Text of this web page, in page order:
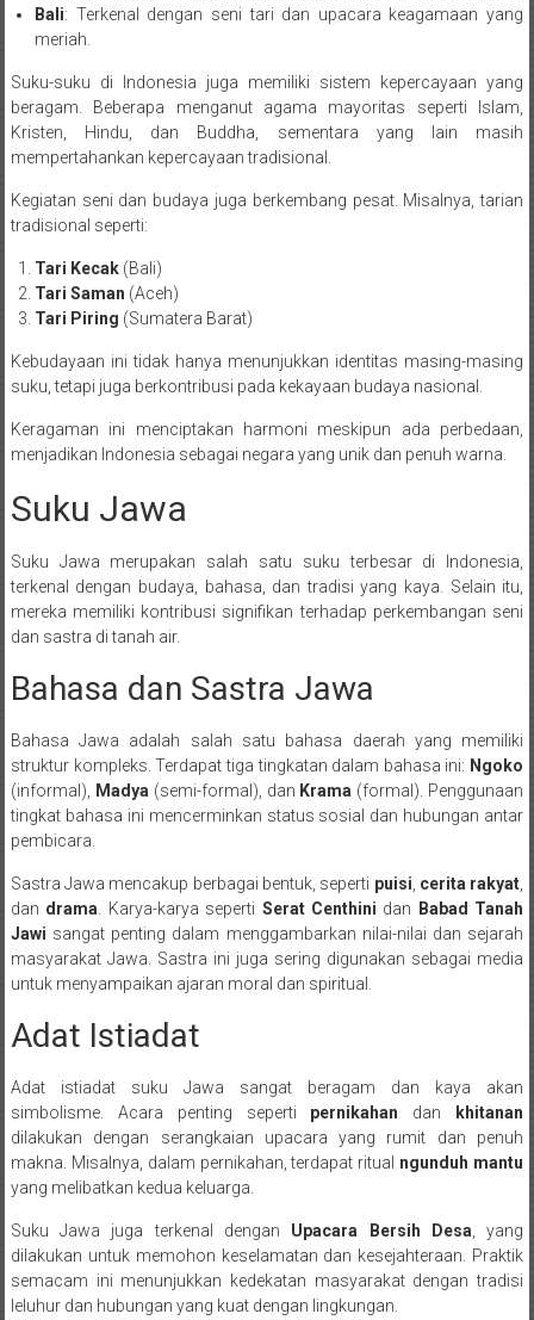
Bali: Terkenal dengan seni tari dan upacara keagamaan yang
meriah.
Suku-suku di Indonesia juga memiliki sistem kepercayaan yang
beragam. Beberapa menganut agama mayoritas seperti Islam,
Kristen, Hindu, dan Buddha, sementara yang lain masih
mempertahankan kepercayaan tradisional.
Kegiatan seni dan budaya juga berkembang pesat. Misalnya, tarian
tradisional seperti:
Tari Kecak(Bali)
Tari Saman (Aceh)
Tari Piring (Sumatera Barat)
Kebudayaan ini tidak hanya menunjukkan identitas masing-masing
suku, tetapi juga berkontribusi pada kekayaan budaya nasional.
Keragaman ini menciptakan harmoni meskipun ada perbedaan,
menjadikan Indonesia sebagai negara yang unik dan penuh warna.
Suku Jawa
Suku Jawa merupakan salah satu suku terbesar di Indonesia,
terkenal dengan budaya, bahasa, dan tradisi yang kaya. Selain itu,
mereka memiliki kontribusi signifikan terhadap perkembangan seni
dan sastra di tanah air.
Bahasa dan Sastra Jawa
Bahasa Jawa adalah salah satu bahasa daerah yang memiliki
struktur kompleks. Terdapat tiga tingkatan dalam bahasa ini: Ngoko
(informal), Madya (semi-formal), dan Krama (formal). Penggunaan
tingkat bahasa ini mencerminkan status sosial dan hubungan antar
pembicara.
Sastra Jawa mencakup berbagai bentuk, seperti puisi cerita rakyat
dan drama . Karya-karya seperti Serat Centhini dan Babad Tanah
Jawi sangat penting dalam menggambarkan nilai-nilai dan sejarah
masyarakat Jawa. Sastra ini juga sering digunakan sebagai media
untuk menyampaikan ajaran moral dan spiritual.
Adat Istiadat
Adat istiadat suku Jawa sangat beragam dan kaya akan
simbolisme. Acara penting seperti pernikahan dan khitanan
dilakukan dengan serangkaian upacara yang rumit dan penuh
makna. Misalnya, dalam pernikahan, terdapat ritual ngunduh mantu
yang melibatkan kedua keluarga.
Suku Jawa juga terkenal dengan Upacara Bersih Desa , yang
dilakukan untuk memohon keselamatan dan kesejahteraan. Praktik
semacam ini menunjukkan kedekatan masyarakat dengan tradisi
leluhur dan hubungan yang kuat dengan lingkungan.